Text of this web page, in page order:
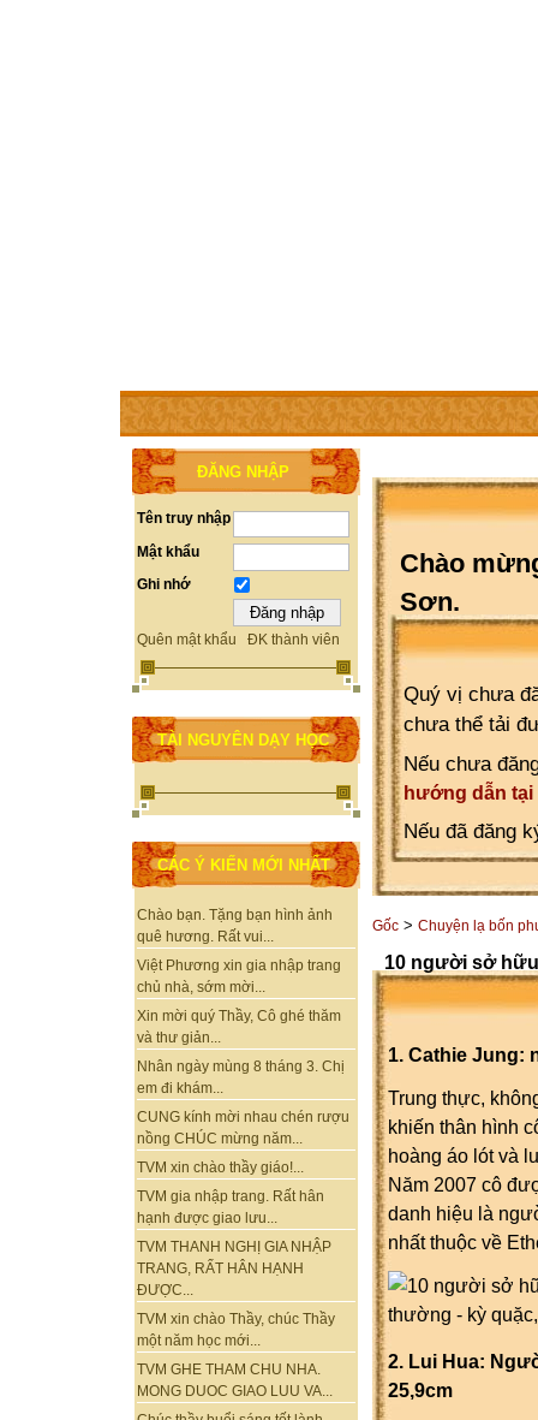
TRANG CHỦ THÀNH VIÊN TRỢ GIÚP WEBSITE
ĐĂNG NHẬP
Tên truy nhập
Mật khẩu
Ghi nhớ
Quên mật khẩu ĐK thành viên
TÀI NGUYÊN DẠY HỌC
CÁC Ý KIẾN MỚI NHẤT
Chào bạn. Tặng bạn hình ảnh
quê hương. Rất vui...
Việt Phương xin gia nhập trang
chủ nhà, sớm mời...
Xin mời quý Thầy, Cô ghé thăm
và thư giản...
Nhân ngày mùng 8 tháng 3. Chị
em đi khám...
CUNG kính mời nhau chén rượu
nồng CHÚC mừng năm...
TVM xin chào thầy giáo!...
TVM gia nhập trang. Rất hân
hạnh được giao lưu...
TVM THANH NGHỊ GIA NHẬP
TRANG, RẤT HÂN HẠNH
ĐƯỢC...
TVM xin chào Thầy, chúc Thầy
một năm học mới...
TVM GHE THAM CHU NHA.
MONG DUOC GIAO LUU VA...
Chào
Sơn.
Quý vị chưa
chưa thể tải
Nếu chưa
hướng dẫn tại
Nếu đã đăng
Gốc > Chuyện lạ bốn
10 người sở
1. Cathie Jung:
Trung thực,
khiến thân hình
hoàng áo lót và
Năm 2007 cô
danh hiệu là
nhất thuộc về
2. Lui Hua:
25,9cm